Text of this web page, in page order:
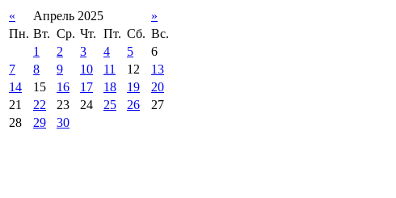
« Апрель 2025
»
Пн. Вт. Ср. Чт. Пт. Сб. Вс.
1
2 3 4 5
6
7
8 9 10 11 12
13
14
15 16 17 18 19
20
21
22 23 24 25 26
27
28
29 30